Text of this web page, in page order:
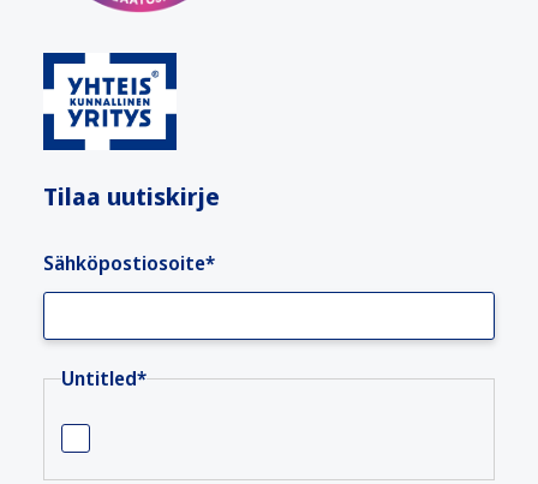
Tilaa uutiskirje
Sähköpostiosoite*
Untitled*